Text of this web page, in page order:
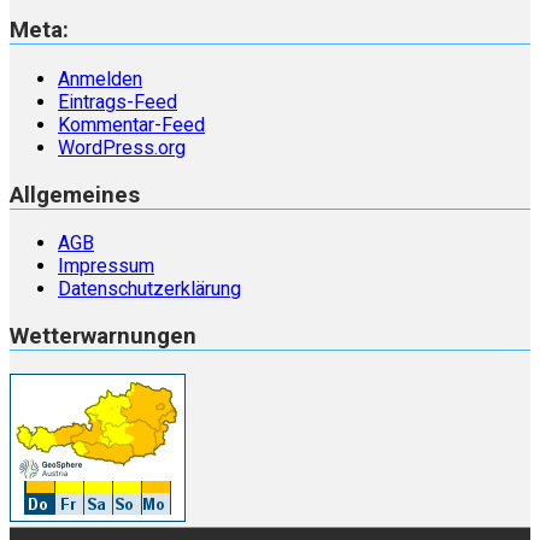
Meta:
Anmelden
Eintrags-Feed
Kommentar-Feed
WordPress.org
Allgemeines
AGB
Impressum
Datenschutzerklärung
Wetterwarnungen